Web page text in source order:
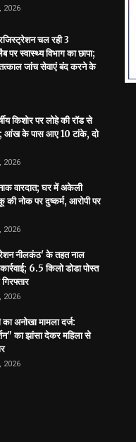
2026
चल रही 3
पर स्वास्थ्य विभाग का छापा;
जांच सेवाएं बंद करने के
किशोर पर लोहे की रॉड से
आंख के पास आए 10 टांके, दो
2026
वारदात; घर में अकेली
की नोक पर दुष्कर्म, आरोपी पर
2026
नीलकंठ' के तहत नाल
6.5 किलो डोडा पोस्त
2026
अनोखा मामला दर्ज:
का झांसा देकर महिला से
2026